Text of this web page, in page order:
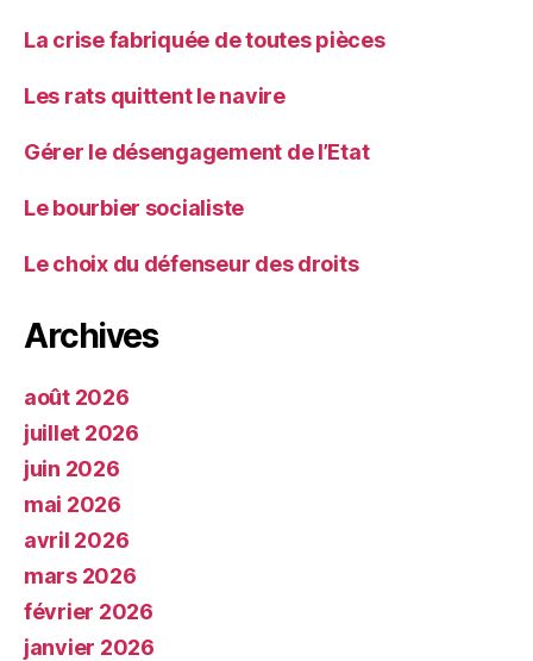
La crise fabriquée de toutes pièces
Les rats quittent le navire
Gérer le désengagement de l’Etat
Le bourbier socialiste
Le choix du défenseur des droits
Archives
août 2026
juillet 2026
juin 2026
mai 2026
avril 2026
mars 2026
février 2026
janvier 2026